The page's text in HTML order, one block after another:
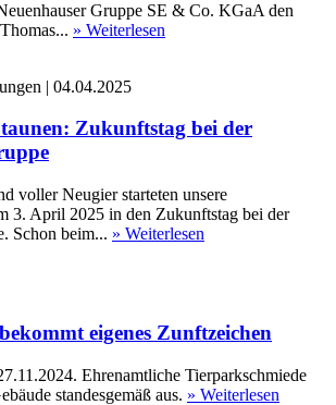
Gruppe SE & Co. KGaA den
» Weiterlesen
| 04.04.2025
Zukunftstag bei der
voller Neugier starteten unsere
3. April 2025 in den Zukunftstag bei der
Schon beim... » Weiterlesen
eigenes Zunftzeichen
Ehrenamtliche Tierparkschmiede
standesgemäß aus. » Weiterlesen